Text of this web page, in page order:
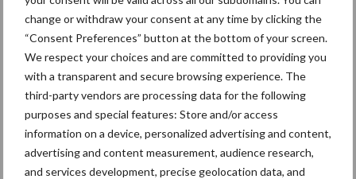
change or withdraw your consent at any time by clicking the
“Consent Preferences” button at the bottom of your screen.
We respect your choices and are committed to providing you
with a transparent and secure browsing experience. The
third-party vendors are processing data for the following
purposes and special features: Store and/or access
information on a device, personalized advertising and content,
advertising and content measurement, audience research,
and services development, precise geolocation data, and
Grondstoffenmarkt blijft
grillig: droogte en
geopolitiek houden handel
in de greep
De speenhuid: een vaak
onderschatte risicofactor
voor mastitis